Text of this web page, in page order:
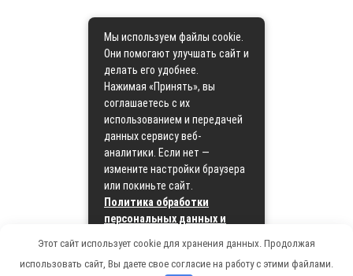
Мы используем файлы cookie.
Они помогают улучшать сайт и
делать его удобнее.
Нажимая «Принять», вы
соглашаетесь с их
использованием и передачей
данных сервису веб-
аналитики. Если нет —
измените настройки браузера
или покиньте сайт.
Политика обработки
персональных данных и
Принять
Этот сайт использует cookie для хранения данных. Продолжая
использовать сайт, Вы даете свое согласие на работу с этими файлами.